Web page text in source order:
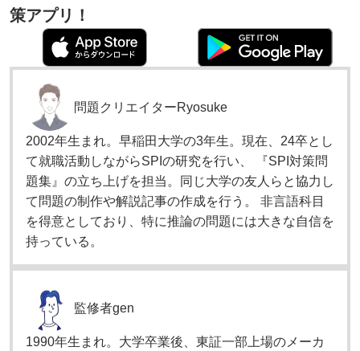
策アプリ！
問題クリエイターRyosuke
2002年生まれ。早稲田大学の3年生。現在、24卒とし
て就職活動しながらSPIの研究を行い、 『SPI対策問
題集』の立ち上げを担当。同じ大学の友人らと協力し
て問題の制作や解説記事の作成を行う。 非言語科目
を得意としており、特に推論の問題には大きな自信を
持っている。
監修者gen
1990年生まれ。大学卒業後、東証一部上場のメーカ